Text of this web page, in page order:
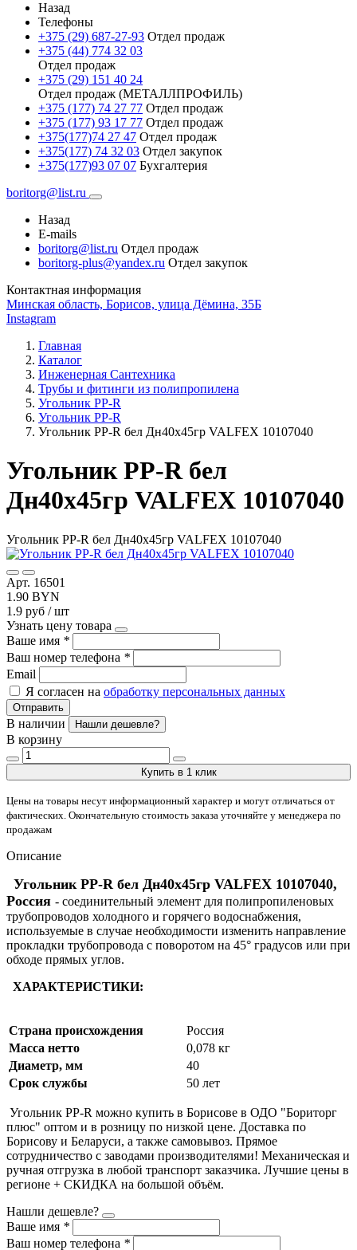
Назад
Телефоны
+375 (29) 687-27-93 Отдел продаж
+375 (44) 774 32 03
Отдел продаж
+375 (29) 151 40 24
Отдел продаж (МЕТАЛЛПРОФИЛЬ)
+375 (177) 74 27 77 Отдел продаж
+375 (177) 93 17 77 Отдел продаж
+375(177)74 27 47 Отдел продаж
+375(177) 74 32 03 Отдел закупок
+375(177)93 07 07 Бухгалтерия
boritorg@list.ru
Назад
E-mails
boritorg@list.ru Отдел продаж
boritorg-plus@yandex.ru Отдел закупок
Контактная информация
Минская область, Борисов, улица Дёмина, 35Б
Instagram
Главная
Каталог
Инженерная Сантехника
Трубы и фитинги из полипропилена
Угольник PP-R
Угольник РР-R
Угольник PP-R бел Дн40х45гр VALFEX 10107040
Угольник PP-R бел
Дн40х45гр VALFEX 10107040
Угольник PP-R бел Дн40х45гр VALFEX 10107040
Арт. 16501
1.90 BYN
1.9 руб / шт
Узнать цену товара
Ваше имя *
Ваш номер телефона *
Email
Я согласен на обработку персональных данных
Отправить
В наличии Нашли дешевле?
В корзину
Купить в 1 клик
Цены на товары несут информационный характер и могут отличаться от
фактических. Окончательную стоимость заказа уточняйте у менеджера по
продажам
Описание
Угольник PP-R бел Дн40х45гр VALFEX 10107040,
Россия - соединительный элемент для полипропиленовых
трубопроводов холодного и горячего водоснабжения,
используемые в случае необходимости изменить направление
прокладки трубопровода с поворотом на 45° градусов или при
обходе прямых углов.
ХАРАКТЕРИСТИКИ:
Страна происхождения
Россия
Масса нетто
0,078 кг
Диаметр, мм
40
Срок службы
50 лет
Угольник PP-R можно купить в Борисове в ОДО "Бориторг
плюс" оптом и в розницу по низкой цене. Доставка по
Борисову и Беларуси, а также самовывоз. Прямое
сотрудничество с заводами производителями! Механическая и
ручная отгрузка в любой транспорт заказчика. Лучшие цены в
регионе + СКИДКА на большой объём.
Нашли дешевле?
Ваше имя *
Ваш номер телефона *